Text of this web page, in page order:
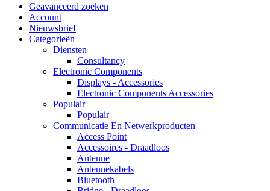
Geavanceerd zoeken
Account
Nieuwsbrief
Categorieën
Diensten
Consultancy
Electronic Components
Displays - Accessories
Electronic Components Accessories
Populair
Populair
Communicatie En Netwerkproducten
Access Point
Accessoires - Draadloos
Antenne
Antennekabels
Bluetooth